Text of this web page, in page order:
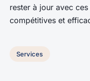
rester à jour avec
compétitives et
Services